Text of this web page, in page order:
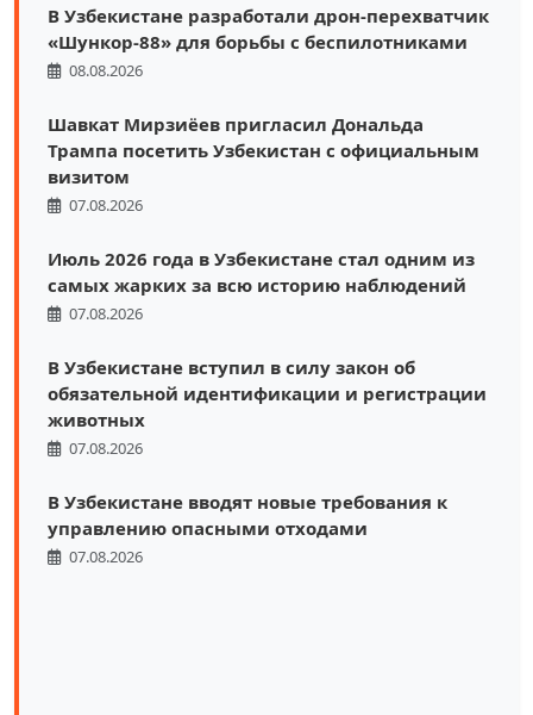
В Узбекистане разработали дрон-перехватчик
«Шункор-88» для борьбы с беспилотниками
08.08.2026
Шавкат Мирзиёев пригласил Дональда
Трампа посетить Узбекистан с официальным
визитом
07.08.2026
Июль 2026 года в Узбекистане стал одним из
самых жарких за всю историю наблюдений
07.08.2026
В Узбекистане вступил в силу закон об
обязательной идентификации и регистрации
животных
07.08.2026
В Узбекистане вводят новые требования к
управлению опасными отходами
07.08.2026